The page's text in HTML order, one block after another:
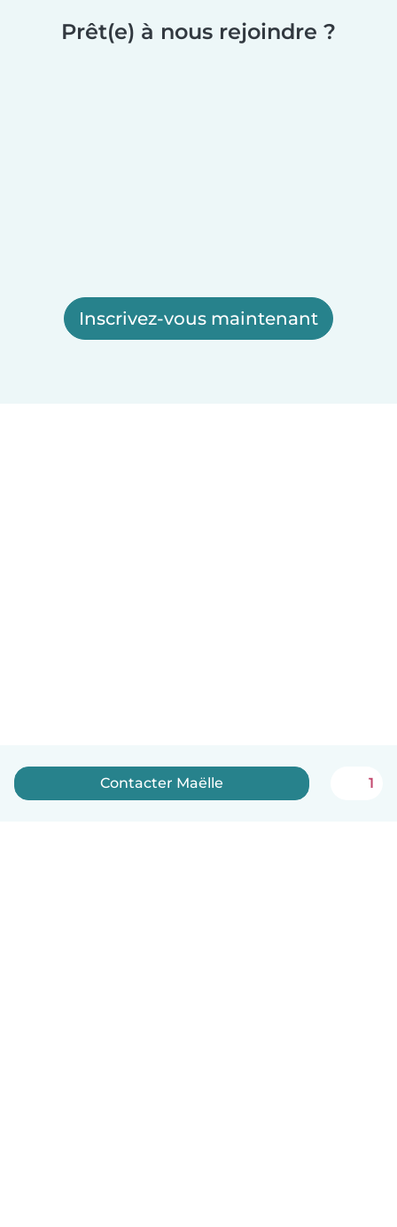
Prêt(e) à nous rejoindre ?
Inscrivez-vous maintenant
Contacter Maëlle 1